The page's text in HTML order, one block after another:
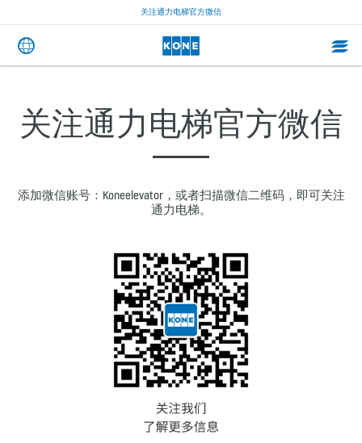
关注通力电梯官方微信
关注通力电梯官方微信
添加微信账号：Koneelevator，或者扫描微信二维码，即可关注
通力电梯。